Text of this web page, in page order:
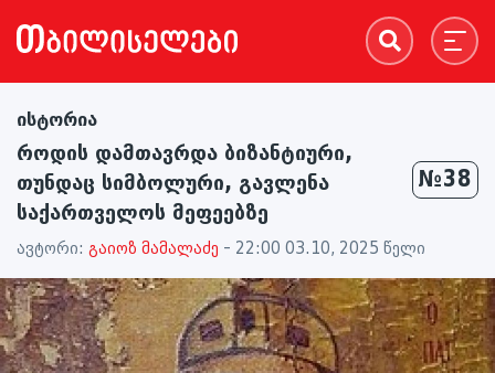
ისტორია
როდის დამთავრდა ბიზანტიური,
თუნდაც სიმბოლური, გავლენა
საქართველოს მეფეებზე
№38
ავტორი: გაიოზ მამალაძე - 22:00 03.10, 2025 წელი